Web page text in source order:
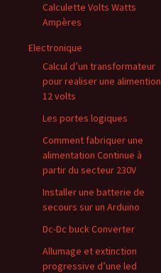
Calculette Volts Watts
Ampères
Electronique
Calcul d’un transformateur
pour realiser une alimention
12 volts
Les portes logiques
Comment fabriquer une
alimentation Continue à
partir du secteur 230V
Installer une batterie de
secours sur un Arduino
Dc-Dc buck Converter
Allumage et extinction
progressive d’une led